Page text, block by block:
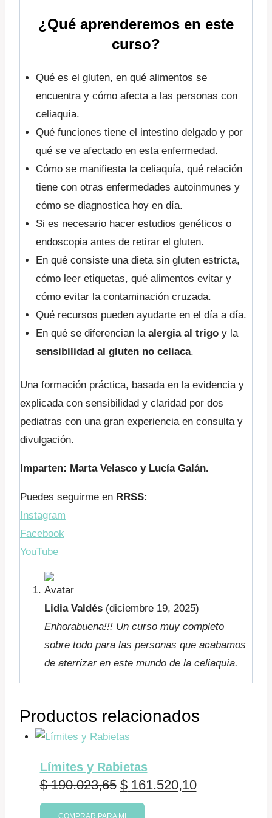
¿Qué aprenderemos en este
curso?
Qué es el gluten, en qué alimentos se
encuentra y cómo afecta a las personas con
celiaquía.
Qué funciones tiene el intestino delgado y por
qué se ve afectado en esta enfermedad.
Cómo se manifiesta la celiaquía, qué relación
tiene con otras enfermedades autoinmunes y
cómo se diagnostica hoy en día.
Si es necesario hacer estudios genéticos o
endoscopia antes de retirar el gluten.
En qué consiste una dieta sin gluten estricta,
cómo leer etiquetas, qué alimentos evitar y
cómo evitar la contaminación cruzada.
Qué recursos pueden ayudarte en el día a día.
En qué se diferencian la alergia al trigoy la
sensibilidad al gluten no celiaca.
Una formación práctica, basada en la evidencia y
explicada con sensibilidad y claridad por dos
pediatras con una gran experiencia en consulta y
divulgación.
Imparten: Marta Velasco y Lucía Galán.
Puedes seguirme en RRSS:
Instagram
Facebook
YouTube
Lidia Valdés (diciembre 19, 2025)
Enhorabuena!!! Un curso muy completo
sobre todo para las personas que acabamos
de aterrizar en este mundo de la celiaquía.
Productos relacionados
Límites y Rabietas
$190.023,65 El
precio
$161.520,10El